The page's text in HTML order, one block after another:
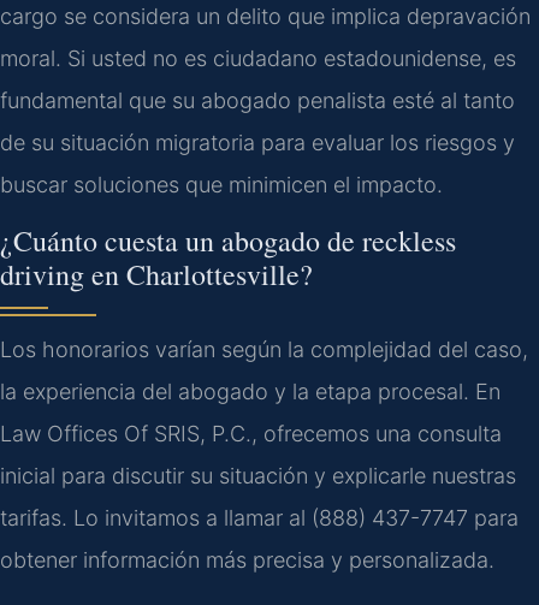
cargo se considera un delito que implica depravación
moral. Si usted no es ciudadano estadounidense, es
fundamental que su abogado penalista esté al tanto
de su situación migratoria para evaluar los riesgos y
buscar soluciones que minimicen el impacto.
¿Cuánto cuesta un abogado de reckless
drivingenCharlottesville?
Los honorarios varían según la complejidad del caso,
la experiencia del abogado y la etapa procesal. En
Law Offices Of SRIS, P.C., ofrecemos una consulta
inicial para discutir su situación y explicarle nuestras
tarifas. Lo invitamos a llamar al (888) 437-7747 para
obtener información más precisa y personalizada.